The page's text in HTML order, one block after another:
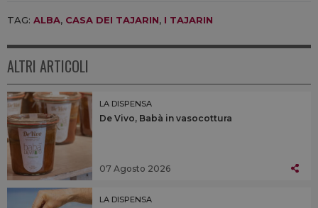
TAG: ALBA, CASA DEI TAJARIN, I TAJARIN
ALTRI ARTICOLI
LA DISPENSA
De Vivo, Babà in vasocottura
07 Agosto 2026
LA DISPENSA